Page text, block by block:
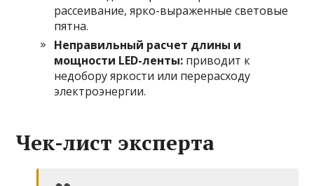
рассеивание, ярко-выраженные световые
пятна.
Неправильный расчет длины и
мощности LED-ленты: приводит к
недобору яркости или перерасходу
электроэнергии.
Чек-лист эксперта